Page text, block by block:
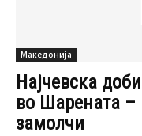
Македонија
Најчевска
во Шарената –
замолчи